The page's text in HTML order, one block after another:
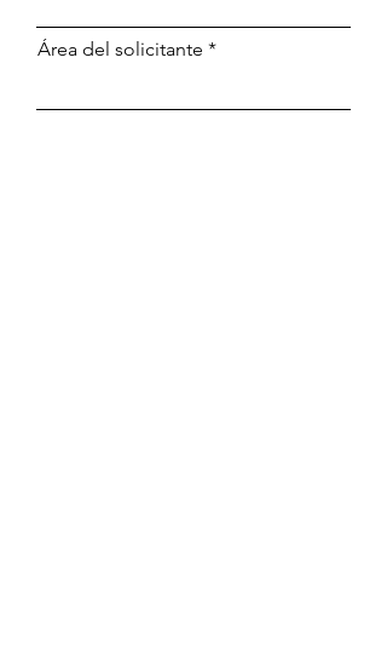
Área del solicitante